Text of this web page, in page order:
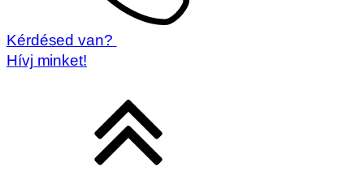
Kérdésed van?
Hívj minket!